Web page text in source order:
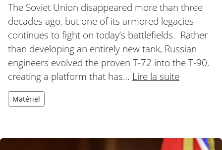
The Soviet Union disappeared more than three
decades ago, but one of its armored legacies
continues to fight on today’s battlefields. Rather
than developing an entirely new tank, Russian
engineers evolved the proven T-72 into the T-90,
creating a platform that has… Lire la suite
Matériel